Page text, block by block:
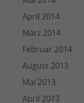
April 2014
März 2014
Februar 2014
August 2013
Mai 2013
April 2013